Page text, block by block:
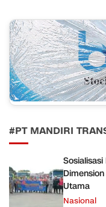
#PT MANDIRI
Utama
Nasional